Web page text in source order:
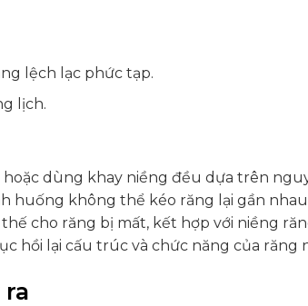
lệch lạc phức tạp.
lịch.
dùng khay niềng đều dựa trên
huống không thể kéo răng lại gần
cho răng bị mất, kết hợp với niềng
hồi lại cấu trúc và chức năng của răng